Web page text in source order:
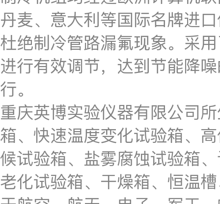
丹麦、意大利等国际名牌进
杜绝制冷管路漏氟现象。采
进行有效调节，达到节能降
行。
重庆英博实验仪器有限公司
箱、快速温度变化试验箱、
候试验箱、盐雾腐蚀试验箱
老化试验箱、干燥箱、恒温